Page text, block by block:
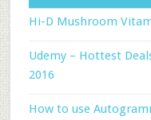
Hi-D Mushroom
Udemy – Hottest
2016
How to use